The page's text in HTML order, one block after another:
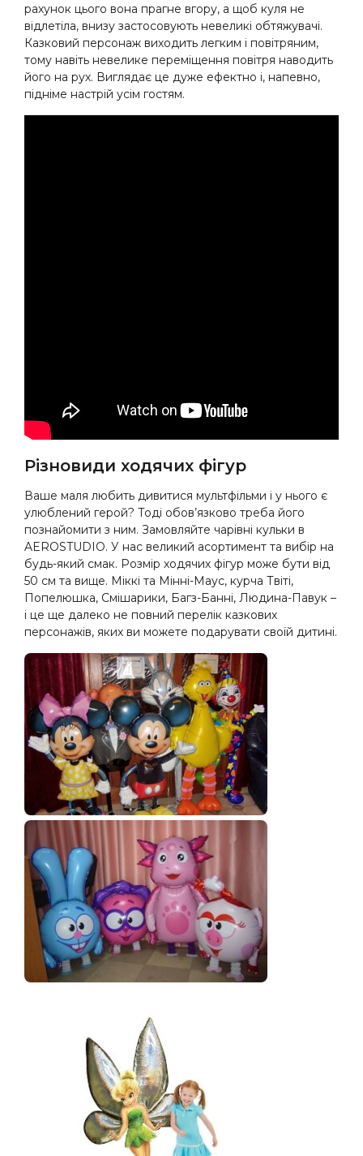
рахунок цього вона прагне вгору, а щоб куля не
відлетіла, внизу застосовують невеликі обтяжувачі.
Казковий персонаж виходить легким і повітряним,
тому навіть невелике переміщення повітря наводить
його на рух. Виглядає це дуже ефектно і, напевно,
підніме настрій усім гостям.
Різновиди ходячих фігур
Ваше маля любить дивитися мультфільми і у нього є
улюблений герой? Тоді обов’язково треба його
познайомити з ним. Замовляйте чарівні кульки в
AEROSTUDIO. У нас великий асортимент та вибір на
будь-який смак. Розмір ходячих фігур може бути від
50 см та вище. Міккі та Мінні-Маус, курча Твіті,
Попелюшка, Смішарики, Багз-Банні, Людина-Павук –
і це ще далеко не повний перелік казкових
персонажів, яких ви можете подарувати своїй дитині.